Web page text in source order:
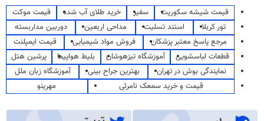
قیمت شیشه سکوریت سفیر خرید طلای آب شده
قیمت موکت
تور کربلا
استند تسلیت مداحی اربعین
دوربین مداربسته
مرجع پاسخ معتبر پزشکان
فروش مواد شیمیایی
قیمت ایمپلنت
قطعات لباسشویی
آموزشگاه تیزهوشان بلیط هواپیما
پرشین هتل
نمایندگی بوش در تهران
بهترین جراح بینی
آموزشگاه زبان ملل
قیمت و خرید سمعک نامرئی
مهرینو